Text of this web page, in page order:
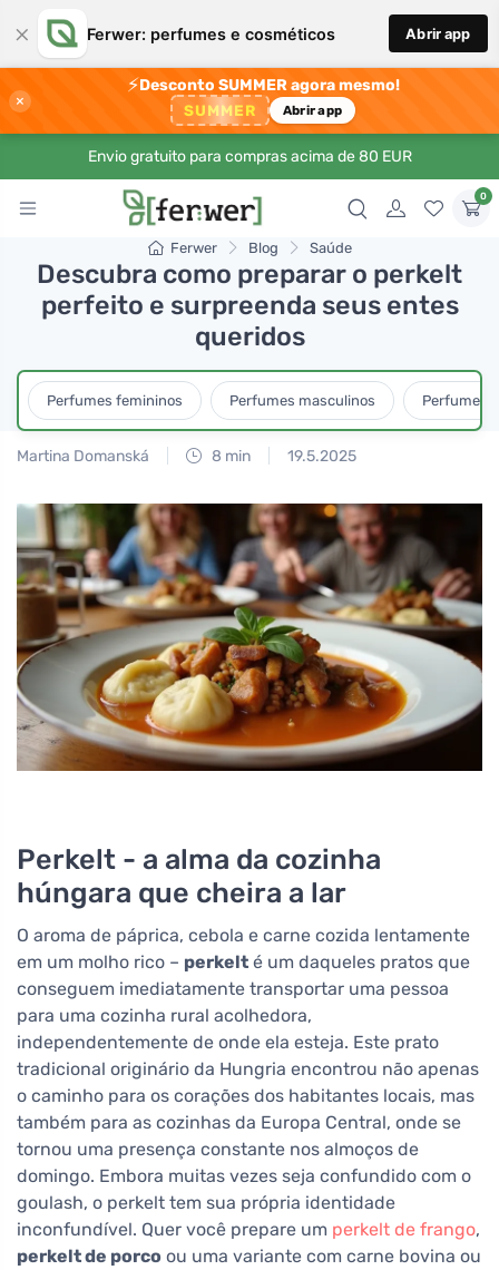
× Ferwer: perfumes e cosméticos Abrir app
×
⚡Desconto SUMMER agora mesmo!
SUMMER Abrir app
Envio gratuito para compras acima de 80 EUR
0
Ferwer Blog Saúde
Descubra como preparar o perkelt
perfeito e surpreenda seus entes
queridos
Perfumes femininos Perfumes masculinos Perfumes
Martina Domanská 8 min 19.5.2025
Perkelt - a alma da cozinha
húngara que cheira a lar
O aroma de páprica, cebola e carne cozida lentamente
em um molho rico – perkelt é um daqueles pratos que
conseguem imediatamente transportar uma pessoa
para uma cozinha rural acolhedora,
independentemente de onde ela esteja. Este prato
tradicional originário da Hungria encontrou não apenas
o caminho para os corações dos habitantes locais, mas
também para as cozinhas da Europa Central, onde se
tornou uma presença constante nos almoços de
domingo. Embora muitas vezes seja confundido com o
goulash, o perkelt tem sua própria identidade
inconfundível. Quer você prepare um perkelt de frango,
perkelt de porco ou uma variante com carne bovina ou